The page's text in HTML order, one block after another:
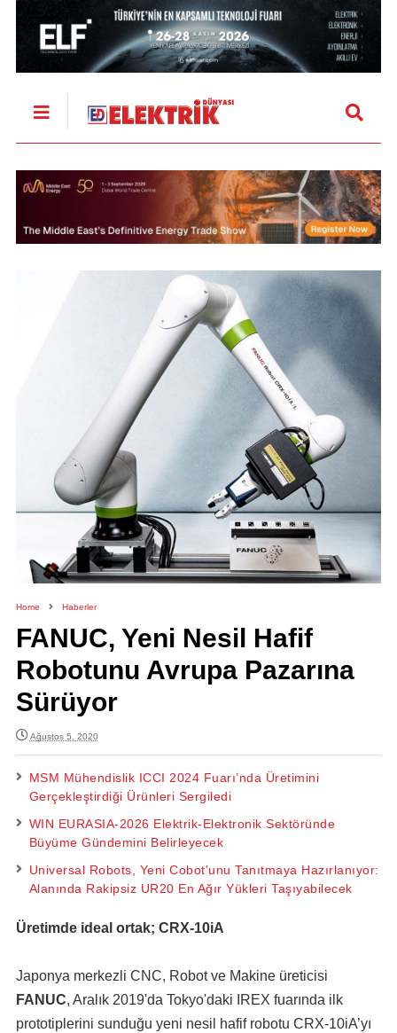
Home Haberler
FANUC, Yeni Nesil Hafif
Robotunu Avrupa Pazarına
Sürüyor
Ağustos 5, 2020
MSM Mühendislik ICCI 2024 Fuarı’nda Üretimini
Gerçekleştirdiği Ürünleri Sergiledi
WIN EURASIA-2026 Elektrik-Elektronik Sektöründe
Büyüme Gündemini Belirleyecek
Universal Robots, Yeni Cobot’unu Tanıtmaya Hazırlanıyor:
Alanında Rakipsiz UR20 En Ağır Yükleri Taşıyabilecek
Üretimde ideal ortak; CRX-10iA
Japonya merkezli CNC, Robot ve Makine üreticisi
FANUC, Aralık 2019'da Tokyo'daki IREX fuarında ilk
prototiplerini sunduğu yeni nesil hafif robotu CRX-10iA’yı